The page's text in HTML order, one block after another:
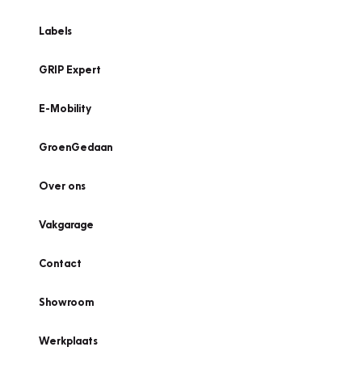
Labels
GRIP Expert
E-Mobility
GroenGedaan
Over ons
Vakgarage
Contact
Showroom
Werkplaats